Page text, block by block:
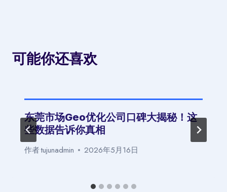
可能你还喜欢
东莞市场Geo优化公司口碑大揭秘！这
些数据告诉你真相
作者tujunadmin 2026年5月16日